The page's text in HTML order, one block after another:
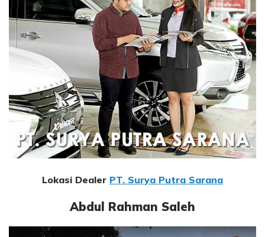
Lokasi Dealer PT. Surya Putra Sarana
Abdul Rahman Saleh